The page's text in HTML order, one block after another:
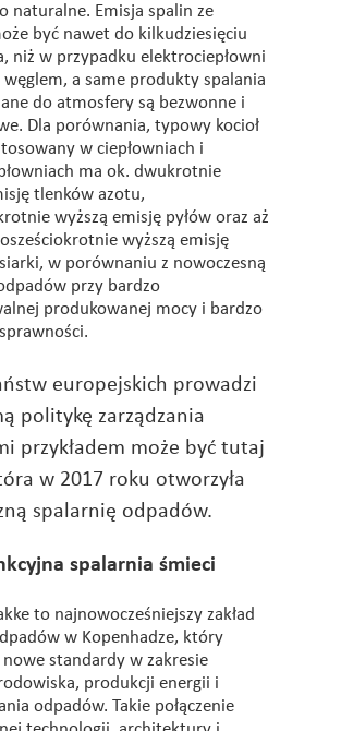
naturalne. Emisja spalin ze
być nawet do kilkudziesięciu
niż w przypadku elektrociepłowni
węglem, a same produkty spalania
do atmosfery są bezwonne i
Dla porównania, typowy kocioł
w ciepłowniach i
ma ok. dwukrotnie
tlenków azotu,
wyższą emisję pyłów oraz aż
wyższą emisję
w porównaniu z nowoczesną
przy bardzo
produkowanej mocy i bardzo
europejskich prowadzi
politykę zarządzania
przykładem może być tutaj
w 2017 roku otworzyła
spalarnię odpadów.
spalarnia śmieci
to najnowocześniejszy zakład
w Kopenhadze, który
nowe standardy w zakresie
produkcji energii i
odpadów. Takie połączenie